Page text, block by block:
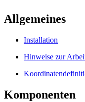
Allgemeines
Installation
Hinweise zur
Komponenten